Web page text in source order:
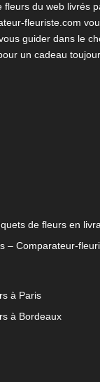
fleurs du web livrés
fleuriste.com
guider dans le
un cadeau
de fleurs en
– Comparateur-
à Paris
à Bordeaux